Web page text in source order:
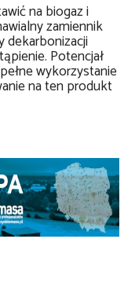
na biogaz i
zamiennik
dekarbonizacji
Potencjał
wykorzystanie
na ten produkt